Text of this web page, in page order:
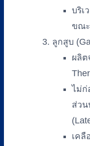
บริเ
ขณ
ลูกสูบ
ผลิต
ไม่ก่
ส่วน
เคลื